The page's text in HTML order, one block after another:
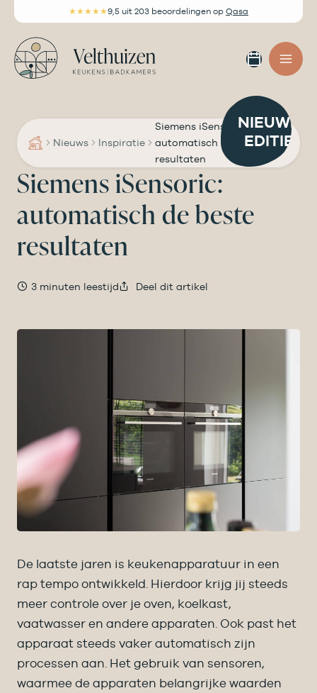
inhoud
★★★★★9,5 uit 203 beoordelingen op Qasa
maken
Nieuws Inspiratie
Siemens iSensoric:
automatisch de beste
resultaten
Siemens iSensoric:
automatisch de beste
resultaten
3 minuten leestijd Deel dit artikel
De laatste jaren is keukenapparatuur in een
rap tempo ontwikkeld. Hierdoor krijg jij steeds
meer controle over je oven, koelkast,
vaatwasser en andere apparaten. Ook past het
apparaat steeds vaker automatisch zijn
processen aan. Het gebruik van sensoren,
waarmee de apparaten belangrijke waarden
NIEUWE
EDITIE